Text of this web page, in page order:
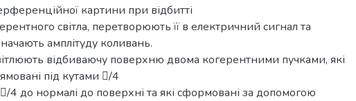
картини при відбитті
світла, перетворюють її в електричний сигнал та
амплітуду коливань.
відбиваючу поверхню двома когерентними пучками, які
під кутами /4
4 до нормалі до поверхні та які сформовані за допомогою